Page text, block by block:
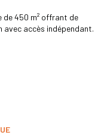
de 450 m² offrant de
avec accès indépendant.